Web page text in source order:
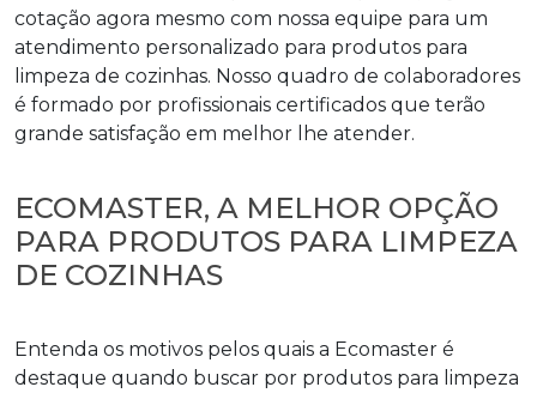
cotação agora mesmo com nossa equipe para um
atendimento personalizado para produtos para
limpeza de cozinhas. Nosso quadro de colaboradores
é formado por profissionais certificados que terão
grande satisfação em melhor lhe atender.
ECOMASTER, A MELHOR OPÇÃO
PARA PRODUTOS PARA LIMPEZA
DE COZINHAS
Entenda os motivos pelos quais a Ecomaster é
destaque quando buscar por produtos para limpeza